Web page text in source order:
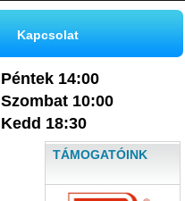
Kapcsolat
Péntek 14:00
Szombat 10:00
Kedd 18:30
TÁMOGATÓINK